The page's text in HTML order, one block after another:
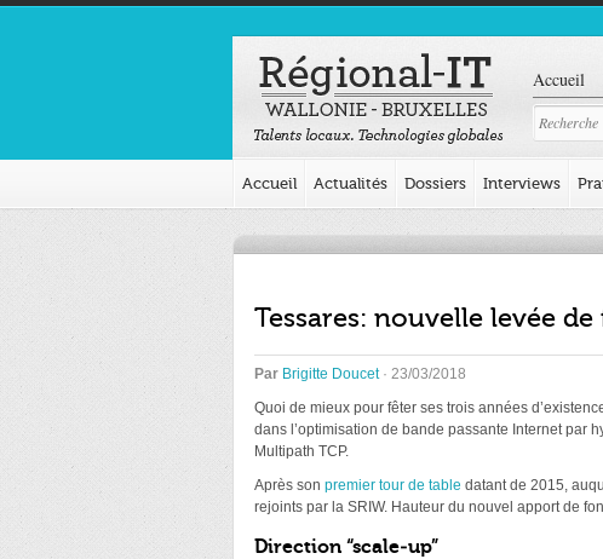
Accueil
Accueil Actualités Dossiers Interviews
Tessares: nouvelle levée
Par Brigitte Doucet· 23/03/2018
Quoi de mieux pour fêter ses trois années
dans l’optimisation de bande passante Internet par
Multipath TCP.
Après son premier tour de table datant de 2015,
rejoints par la SRIW. Hauteur du nouvel apport de
Direction “scale-up”